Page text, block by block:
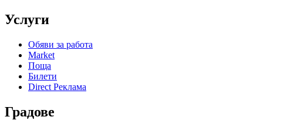
Услуги
Обяви за работа
Market
Поща
Билети
Direct Реклама
Градове